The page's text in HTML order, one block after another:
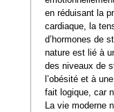
en réduisant la
cardiaque, la
d’hormones de
nature est lié à
des niveaux de
l’obésité et à
fait logique, car
La vie moderne